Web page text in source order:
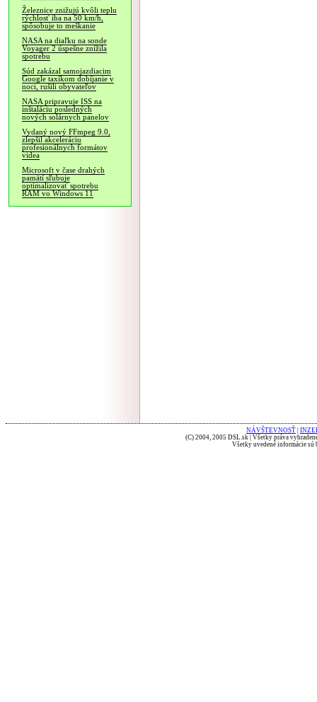
Železnice znižujú kvôli teplu
rýchlosť iba na 50 km/h,
spôsobuje to meškanie
NASA na diaľku na sonde
Voyager 2 úspešne znížila
spotrebu
Súd zakázal samojazdiacim
Google taxíkom dobíjanie v
noci, rušili obyvateľov
NASA pripravuje ISS na
inštaláciu posledných
nových solárnych panelov
Vydaný nový FFmpeg 9.0,
zlepšil akceleráciu
profesionálnych formátov
videa
Microsoft v čase drahých
pamätí sľubuje
optimalizovať spotrebu
RAM vo Windows 11
NÁVŠTEVNOSŤ
(C) 2004, 2005 DSL.sk | Všetky práva
Všetky uvedené informácie sú